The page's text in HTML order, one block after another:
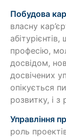
Побудова
власну
професію,
досвідом,
досвічених
опікується
розвитку, і
Управління
роль